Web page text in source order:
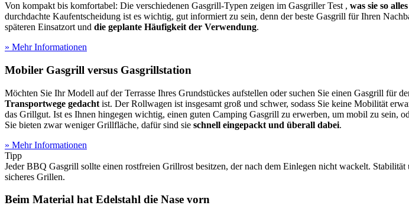
Von kompakt bis komfortabel: Die verschiedenen Gasgrill-Typen zeigen im Gasgriller Test , was sie so
durchdachte Kaufentscheidung ist es wichtig, gut informiert zu sein, denn der beste Gasgrill für Ihren
späteren Einsatzort und die geplante Häufigkeit der Verwendung.
» Mehr Informationen
Mobiler Gasgrill versus Gasgrillstation
Möchten Sie Ihr Modell auf der Terrasse Ihres Grundstückes aufstellen oder suchen Sie einen Gasgrill für
Transportwege gedacht ist. Der Rollwagen ist insgesamt groß und schwer, sodass Sie keine Mobilität
das Grillgut. Ist es Ihnen hingegen wichtig, einen guten Camping Gasgrill zu erwerben, um mobil zu sein,
Sie bieten zwar weniger Grillfläche, dafür sind sie schnell eingepackt und überall dabei.
» Mehr Informationen
Tipp
Jeder BBQ Gasgrill sollte einen rostfreien Grillrost besitzen, der nach dem Einlegen nicht wackelt.
sicheres Grillen.
Beim Material hat Edelstahl die Nase vorn